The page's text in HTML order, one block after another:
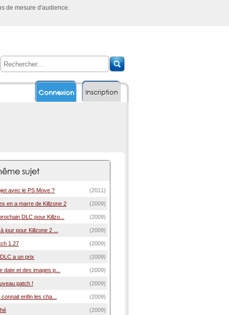
de mesure d'audience.
Inscription
Connexion
sujet
avec le PS Move ? (2011)
en a marre de Killzone 2 (2009)
DLC pour Killzo... (2009)
jour pour Killzone 2 ... (2009)
1.27 (2009)
a un prix (2009)
date et des images p... (2009)
patch ! (2009)
enfin les cha... (2009)
(2009)